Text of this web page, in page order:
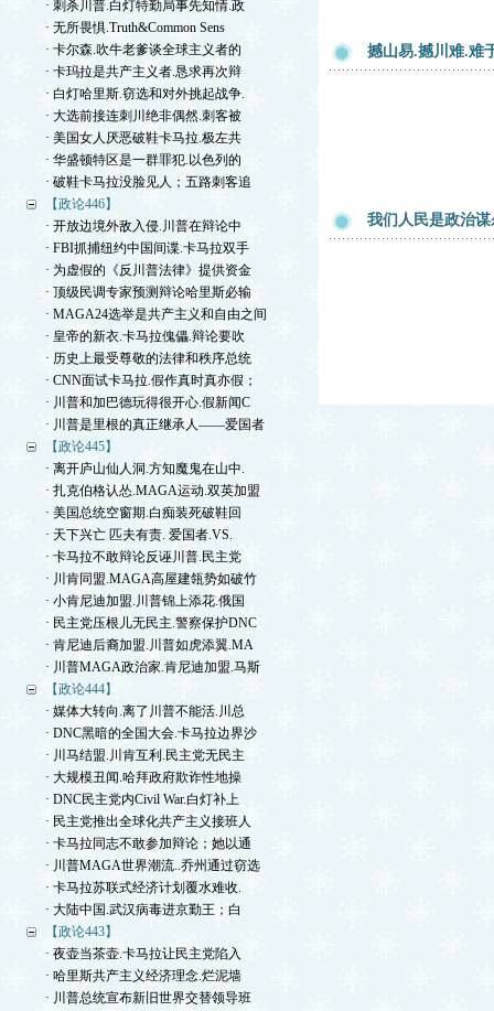
· 刺杀川普.白灯特勤局事先知情.政
· 无所畏惧.Truth&Common Sens
· 卡尔森.吹牛老爹谈全球主义者的
· 卡玛拉是共产主义者.恳求再次辩
· 白灯哈里斯.窃选和对外挑起战争.
· 大选前接连刺川绝非偶然.刺客被
· 美国女人厌恶破鞋卡马拉.极左共
· 华盛顿特区是一群罪犯.以色列的
· 破鞋卡马拉没脸见人；五路刺客追
【政论446】
· 开放边境外敌入侵.川普在辩论中
· FBI抓捕纽约中国间谍.卡马拉双手
· 为虚假的《反川普法律》提供资金
· 顶级民调专家预测辩论哈里斯必输
· MAGA24选举是共产主义和自由之间
· 皇帝的新衣.卡马拉傀儡.辩论要吹
· 历史上最受尊敬的法律和秩序总统
· CNN面试卡马拉.假作真时真亦假；
· 川普和加巴德玩得很开心.假新闻C
· 川普是里根的真正继承人——爱国者
【政论445】
· 离开庐山仙人洞.方知魔鬼在山中.
· 扎克伯格认怂.MAGA运动.双英加盟
· 美国总统空窗期.白痴装死破鞋回
· 天下兴亡 匹夫有责. 爱国者.VS.
· 卡马拉不敢辩论反诬川普.民主党
· 川肯同盟.MAGA高屋建瓴势如破竹
· 小肯尼迪加盟.川普锦上添花.俄国
· 民主党压根儿无民主.警察保护DNC
· 肯尼迪后裔加盟.川普如虎添翼.MA
· 川普MAGA政治家.肯尼迪加盟.马斯
【政论444】
· 媒体大转向.离了川普不能活.川总
· DNC黑暗的全国大会.卡马拉边界沙
· 川马结盟.川肯互利.民主党无民主
· 大规模丑闻.哈拜政府欺诈性地操
· DNC民主党内Civil War.白灯补上
· 民主党推出全球化共产主义接班人
· 卡马拉同志不敢参加辩论；她以通
· 川普MAGA世界潮流..乔州通过窃选
· 卡马拉苏联式经济计划覆水难收.
· 大陆中国.武汉病毒进京勤王；白
【政论443】
· 夜壶当茶壶.卡马拉让民主党陷入
· 哈里斯共产主义经济理念.烂泥墙
· 川普总统宣布新旧世界交替领导班
撼山易.撼川难.难
我们人民是政治